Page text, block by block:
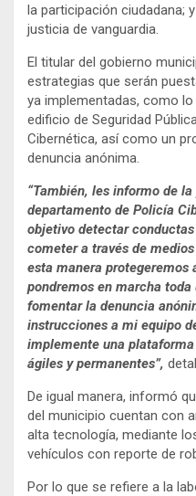
la participación ciudadana;
justicia de vanguardia.
El titular del gobierno
estrategias que serán
ya implementadas, como
edificio de Seguridad
Cibernética, así como un
denuncia anónima.
“También, les informo de
departamento de Policía
objetivo detectar
cometer a través de
esta manera
pondremos en marcha
fomentar la denuncia
instrucciones a mi equipo
implemente una
ágiles y permanentes”,
De igual manera, informó
del municipio cuentan con
alta tecnología, mediante
vehículos con reporte de
Por lo que se refiere a la